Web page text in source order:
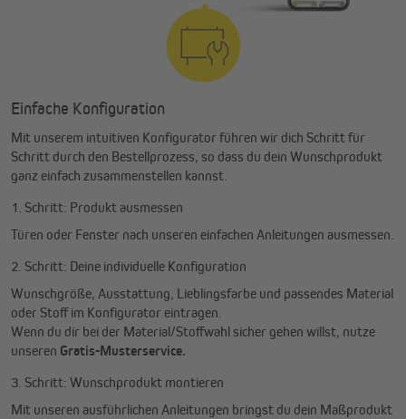
Einfache Konfiguration
Mit unserem intuitiven Konfigurator führen wir dich Schritt für
Schritt durch den Bestellprozess, so dass du dein Wunschprodukt
ganz einfach zusammenstellen kannst.
1. Schritt: Produkt ausmessen
Türen oder Fenster nach unseren einfachen Anleitungen ausmessen.
2. Schritt: Deine individuelle Konfiguration
Wunschgröße, Ausstattung, Lieblingsfarbe und passendes Material
oder Stoff im Konfigurator eintragen.
Wenn du dir bei der Material/Stoffwahl sicher gehen willst, nutze
unseren Gratis-Musterservice.
3. Schritt: Wunschprodukt montieren
Mit unseren ausführlichen Anleitungen bringst du dein Maßprodukt